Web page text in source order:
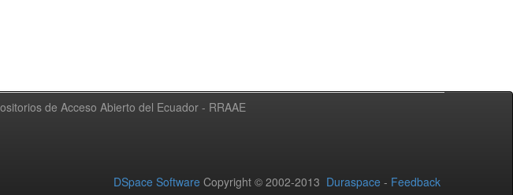
de Acceso Abierto del Ecuador - RRAAE
DSpace Software Copyright © 2002-2013 Duraspace - Feedback